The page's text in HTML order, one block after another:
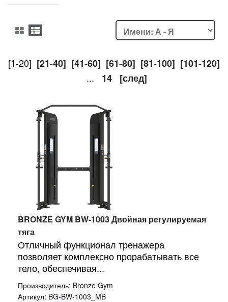
[1-20] [21-40] [41-60] [61-80] [81-100] [101-120]
... 14 [след]
BRONZE GYM BW-1003 Двойная регулируемая
тяга
Отличный функционал тренажера
позволяет комплексно прорабатывать все
тело, обеспечивая...
Производитель: Bronze Gym
Артикул: BG-BW-1003_MB